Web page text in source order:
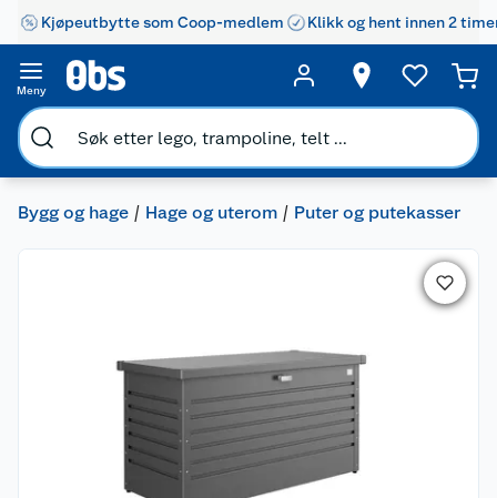
Kjøpeutbytte som Coop-medlem Klikk og hent innen 2
Meny
Bygg og hage Hage og uterom Puter og putekasser